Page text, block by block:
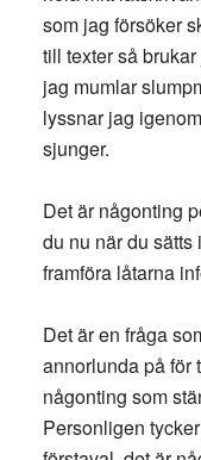
som jag försöker
till texter så
jag mumlar
lyssnar jag
sjunger.
Det är någonting
du nu när du
framföra låtarna
Det är en fråga
annorlunda på för
någonting som
Personligen